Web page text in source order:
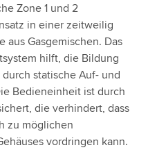
Zone 1 und 2
in einer zeitweilig
aus Gasgemischen. Das
hilft, die Bildung
statische Auf- und
Bedieneinheit ist durch
die verhindert, dass
zu möglichen
vordringen kann.